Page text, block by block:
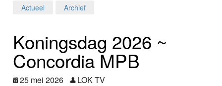
Home
Programma's
Actueel Archief
Koningsdag 2026 ~
Concordia MPB
25 mei 2026
LOK TV